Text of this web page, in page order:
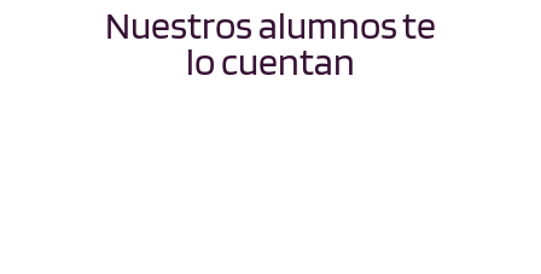
Nuestros alumnos te
lo cuentan